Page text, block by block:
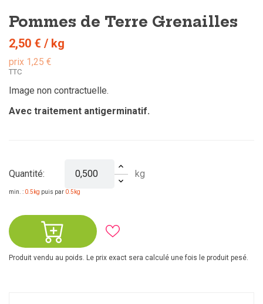
Pommes de Terre Grenailles
2,50 € / kg
prix 1,25 €
TTC
Image non contractuelle.
Avec traitement antigerminatif.
Quantité: kg
min. : 0.5kg puis par 0.5kg
Produit vendu au poids. Le prix exact sera calculé une fois le produit pesé.